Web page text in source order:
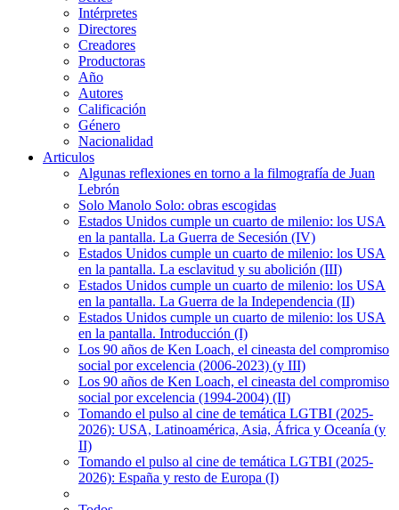
Intérpretes
Directores
Creadores
Productoras
Año
Autores
Calificación
Género
Nacionalidad
Articulos
Algunas reflexiones en torno a la filmografía de Juan
Lebrón
Solo Manolo Solo: obras escogidas
Estados Unidos cumple un cuarto de milenio: los USA
en la pantalla. La Guerra de Secesión (IV)
Estados Unidos cumple un cuarto de milenio: los USA
en la pantalla. La esclavitud y su abolición (III)
Estados Unidos cumple un cuarto de milenio: los USA
en la pantalla. La Guerra de la Independencia (II)
Estados Unidos cumple un cuarto de milenio: los USA
en la pantalla. Introducción (I)
Los 90 años de Ken Loach, el cineasta del compromiso
social por excelencia (2006-2023) (y III)
Los 90 años de Ken Loach, el cineasta del compromiso
social por excelencia (1994-2004) (II)
Tomando el pulso al cine de temática LGTBI (2025-
2026): USA, Latinoamérica, Asia, África y Oceanía (y
II)
Tomando el pulso al cine de temática LGTBI (2025-
2026): España y resto de Europa (I)